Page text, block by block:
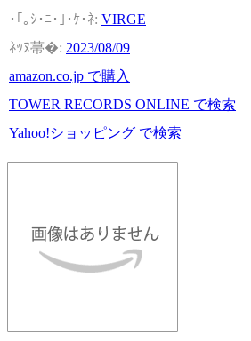
VIRGE
2023/08/09
amazon.co.jp で購入
TOWER RECORDS ONLINE で検索
Yahoo!ショッピング で検索